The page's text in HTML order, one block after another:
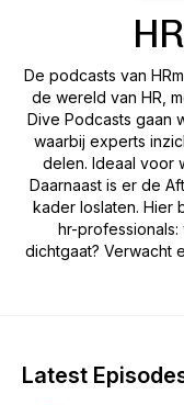
De podcasts van
de wereld van HR,
Dive Podcasts gaan
waarbij experts
delen. Ideaal voor
Daarnaast is er de
kader loslaten. Hier
hr-
dichtgaat? Verwacht
blik achter de
Latest